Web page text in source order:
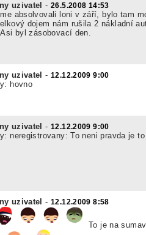
uzivatel- 26.5.2008 14:53
absolvovali loni v září, bylo tam
dojem nám rušila 2 nákladní
byl zásobovací den.
uzivatel- 12.12.2009 9:00
hovno
uzivatel- 12.12.2009 9:00
neregistrovany: To neni pravda je
uzivatel- 12.12.2009 8:58
To je na